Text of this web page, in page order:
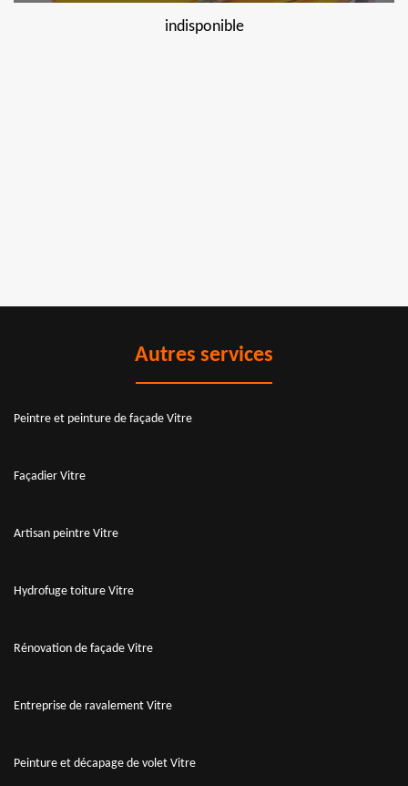
indisponible
Autres services
Peintre et peinture de façade Vitre
Façadier Vitre
Artisan peintre Vitre
Hydrofuge toiture Vitre
Rénovation de façade Vitre
Entreprise de ravalement Vitre
Peinture et décapage de volet Vitre